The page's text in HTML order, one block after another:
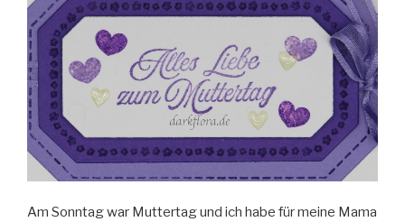
Am Sonntag war Muttertag und ich habe für meine Mama